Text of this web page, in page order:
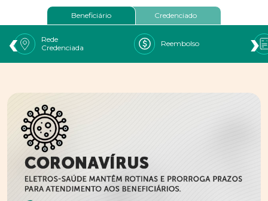
Beneficiário Credenciado
Rede
Credenciada
Reembolso
‹ ›